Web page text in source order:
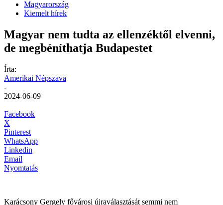
Magyarország
Kiemelt hírek
Magyar nem tudta az ellenzéktől elvenni,
de megbéníthatja Budapestet
Írta:
Amerikai Népszava
-
2024-06-09
Facebook
X
Pinterest
WhatsApp
Linkedin
Email
Nyomtatás
Karácsony Gergely fővárosi újraválasztását semmi nem